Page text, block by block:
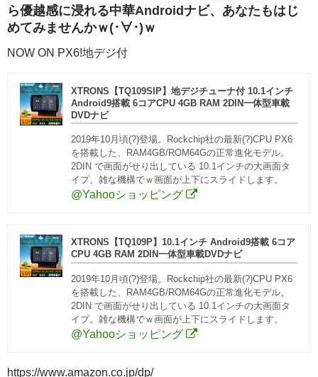
ら優越感に浸れる中華Androidナビ、あなたもはじ
めてみませんかｗ(･∀･)ｗ
NOW ON PX6!地デジ付
XTRONS【TQ109SIP】地デジチューナ付 10.1インチ
Android9搭載 6コアCPU 4GB RAM 2DIN一体型車載
DVDナビ
2019年10月頃(?)登場。Rockchip社の最新(?)CPU PX6
を搭載した、RAM4GB/ROM64Gの正常進化モデル。
2DIN で画面がせり出している 10.1インチの大画面タ
イプ。雑な機構でｗ画面が上下にスライドします。
@Yahooショッピング
XTRONS【TQ109P】10.1インチ Android9搭載 6コア
CPU 4GB RAM 2DIN一体型車載DVDナビ
2019年10月頃(?)登場。Rockchip社の最新(?)CPU PX6
を搭載した、RAM4GB/ROM64Gの正常進化モデル。
2DIN で画面がせり出している 10.1インチの大画面タ
イプ。雑な機構でｗ画面が上下にスライドします。
@Yahooショッピング
https://www.amazon.co.jp/dp/